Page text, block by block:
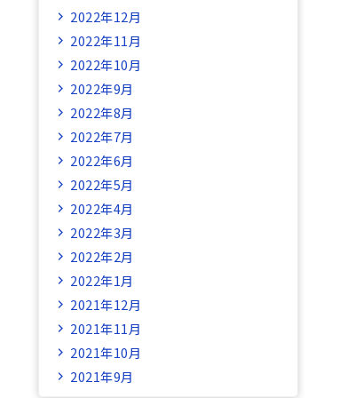
2022年12月
2022年11月
2022年10月
2022年9月
2022年8月
2022年7月
2022年6月
2022年5月
2022年4月
2022年3月
2022年2月
2022年1月
2021年12月
2021年11月
2021年10月
2021年9月